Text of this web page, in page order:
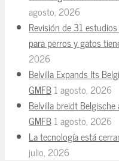
agosto, 2026
Revisión de 31
para perros y gatos
2026
Belvilla Expands Its
GMFB1 agosto, 2026
Belvilla breidt
GMFB1 agosto, 2026
La tecnología está
julio, 2026